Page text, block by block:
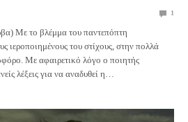
1
Με το βλέμμα του παντεπόπτη
ιεροποιημένους του στίχους, στην πολλά
Με αφαιρετικό λόγο ο ποιητής
λέξεις για να αναδυθεί η…